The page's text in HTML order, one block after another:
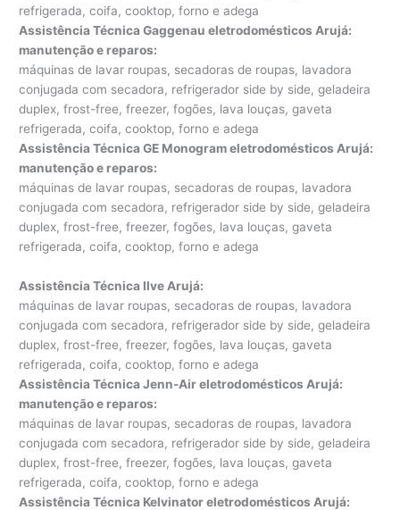
refrigerada, coifa, cooktop, forno e adega
Assistência Técnica Gaggenau eletrodomésticos Arujá:
manutenção e reparos:
máquinas de lavar roupas, secadoras de roupas, lavadora
conjugada com secadora, refrigerador side by side, geladeira
duplex, frost-free, freezer, fogões, lava louças, gaveta
refrigerada, coifa, cooktop, forno e adega
Assistência Técnica GE Monogram eletrodomésticos Arujá:
manutenção e reparos:
máquinas de lavar roupas, secadoras de roupas, lavadora
conjugada com secadora, refrigerador side by side, geladeira
duplex, frost-free, freezer, fogões, lava louças, gaveta
refrigerada, coifa, cooktop, forno e adega
Assistência Técnica Ilve Arujá:
máquinas de lavar roupas, secadoras de roupas, lavadora
conjugada com secadora, refrigerador side by side, geladeira
duplex, frost-free, freezer, fogões, lava louças, gaveta
refrigerada, coifa, cooktop, forno e adega
Assistência Técnica Jenn-Air eletrodomésticos Arujá:
manutenção e reparos:
máquinas de lavar roupas, secadoras de roupas, lavadora
conjugada com secadora, refrigerador side by side, geladeira
duplex, frost-free, freezer, fogões, lava louças, gaveta
refrigerada, coifa, cooktop, forno e adega
Assistência Técnica Kelvinator eletrodomésticos Arujá: